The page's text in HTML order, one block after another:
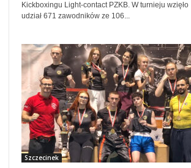
Kickboxingu Light-contact PZKB. W turnieju wzięło
udział 671 zawodników ze 106...
Szczecinek